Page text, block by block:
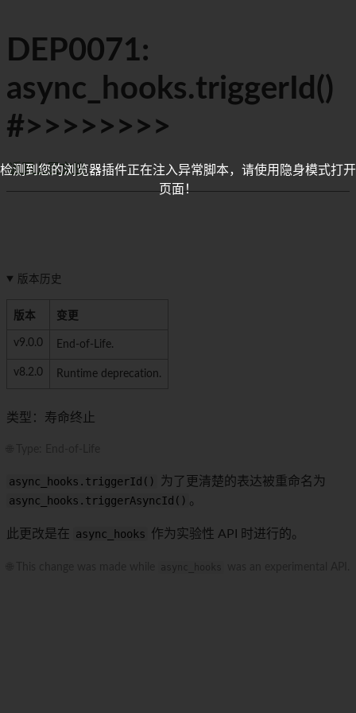
DEP0071:
async_hooks.triggerId()
#>>>>>>>>
返回上层文档
版本历史
版本 变更
v9.0.0 End-of-Life.
v8.2.0 Runtime deprecation.
类型：寿命终止
async_hooks.triggerId()
为了更清楚的表达被重命名为
async_hooks.triggerAsyncId() 。
此更改是在 async_hooks 作为实验性 API 时进行的。
检测到您的浏览器插件正在注入异常脚本，请使用隐身模式打开
页面！